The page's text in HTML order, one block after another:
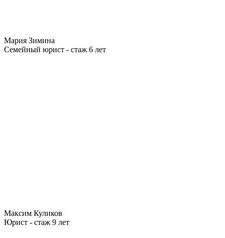
Мария Зимина
Семейный юрист - стаж 6 лет
Максим Куликов
Юрист - стаж 9 лет